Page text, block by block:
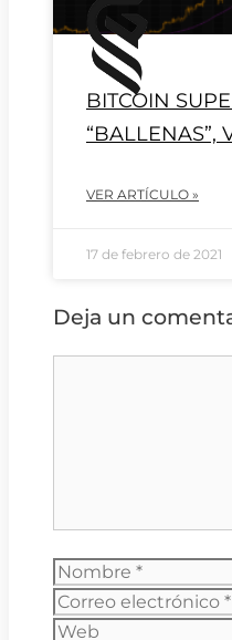
BITCOIN
“BALLENAS”,
VER ARTÍCULO »
17 de febrero de 2021
Deja un
Nombre